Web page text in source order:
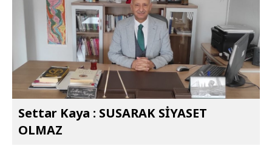
Settar Kaya : SUSARAK SİYASET
OLMAZ